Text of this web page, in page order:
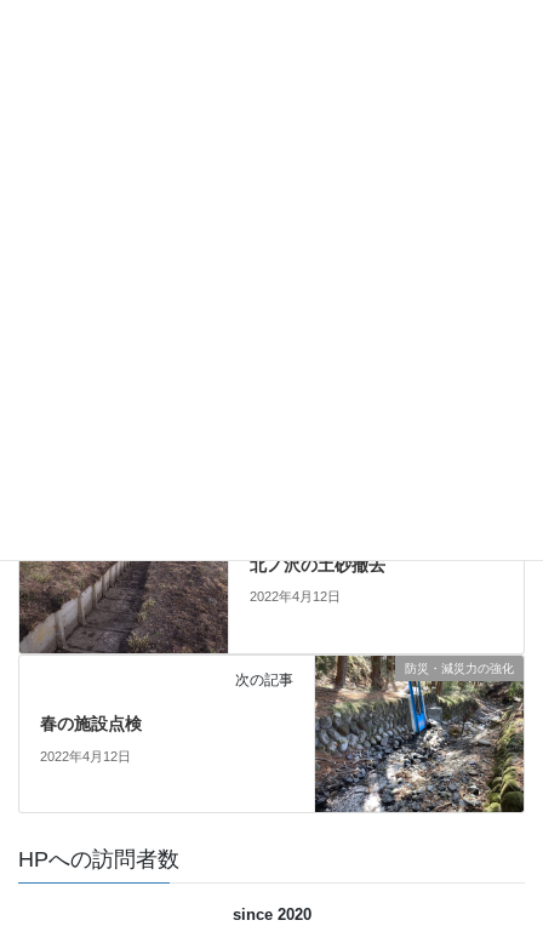
北ノ沢の土砂撤去
2022年4月12日
防災・減災力の強化
次の記事
春の施設点検
2022年4月12日
HPへの訪問者数
since 2020